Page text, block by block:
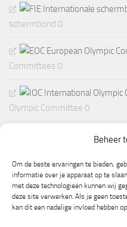
Beheer
Om de beste ervaringen te bieden,
informatie over je apparaat op te
met deze technologieën kunnen wij
deze site verwerken. Als je geen
kan dit een nadelige invloed hebben
schermbond 0
Committees 0
Olympic Committee 0